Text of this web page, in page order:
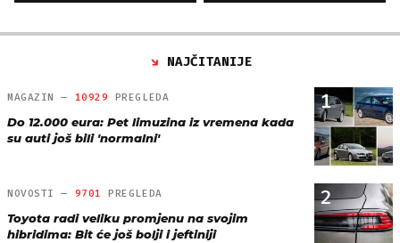
NAJČITANIJE
1
MAGAZIN — 10929 PREGLEDA
Do 12.000 eura: Pet limuzina iz vremena kada
su auti još bili 'normalni'
2
NOVOSTI — 9701 PREGLEDA
Toyota radi veliku promjenu na svojim
hibridima: Bit će još bolji i jeftiniji